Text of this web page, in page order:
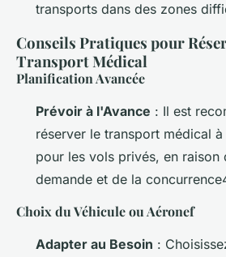
transports dans des zones
Conseils Pratiques pour
Transport Médical
Planification Avancée
Prévoir à l'Avance : Il est
réserver le transport médical
pour les vols privés, en raison
demande et de la
Choix du Véhicule ou Aéronef
Adapter au Besoin :